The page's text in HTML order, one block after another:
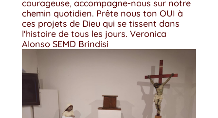
courageuse, accompagne-nous sur notre
chemin quotidien. Prête nous ton OUI à
ces projets de Dieu qui se tissent dans
l'histoire de tous les jours. Veronica
Alonso SEMD Brindisi